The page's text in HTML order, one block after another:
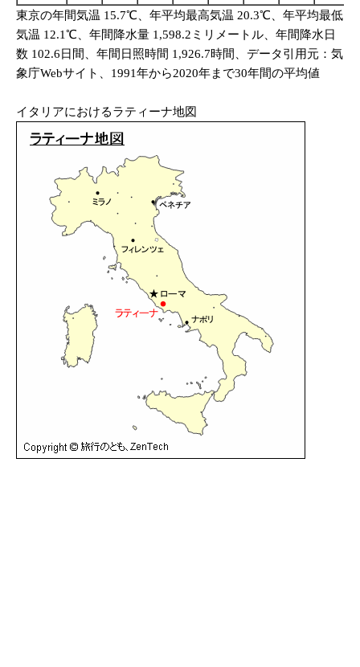
東京の年間気温 15.7℃、年平均最高気温 20.3℃、年平均最低
気温 12.1℃、年間降水量 1,598.2ミリメートル、年間降水日
数 102.6日間、年間日照時間 1,926.7時間、データ引用元：気
象庁Webサイト、1991年から2020年まで30年間の平均値
イタリアにおけるラティーナ地図